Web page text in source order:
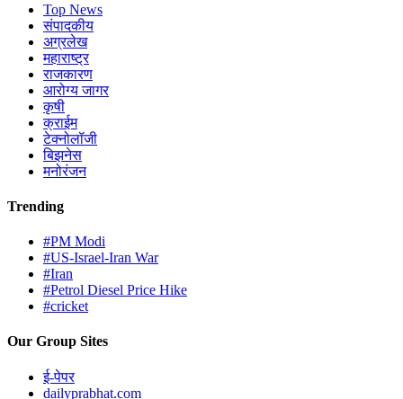
Top News
संपादकीय
अग्रलेख
महाराष्ट्र
राजकारण
आरोग्य जागर
कृषी
क्राईम
टेक्नोलॉजी
बिझनेस
मनोरंजन
Trending
#PM Modi
#US-Israel-Iran War
#Iran
#Petrol Diesel Price Hike
#cricket
Our Group Sites
ई-पेपर
dailyprabhat.com